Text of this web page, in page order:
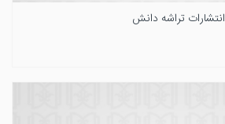
انتشارات تراشه دانش